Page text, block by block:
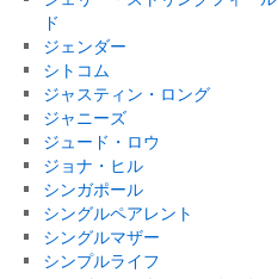
ド
ジェンダー
シトコム
ジャスティン・ロング
ジャニーズ
ジュード・ロウ
ジョナ・ヒル
シンガポール
シングルペアレント
シングルマザー
シンプルライフ